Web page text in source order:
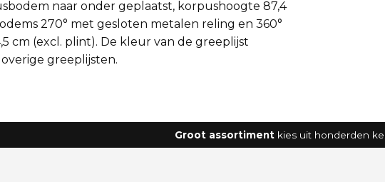
naar onder geplaatst, korpushoogte 87,4
270° met gesloten metalen reling en 360°
cm (excl. plint). De kleur van de greeplijst
greeplijsten.
Groot assortiment kies uit honderden